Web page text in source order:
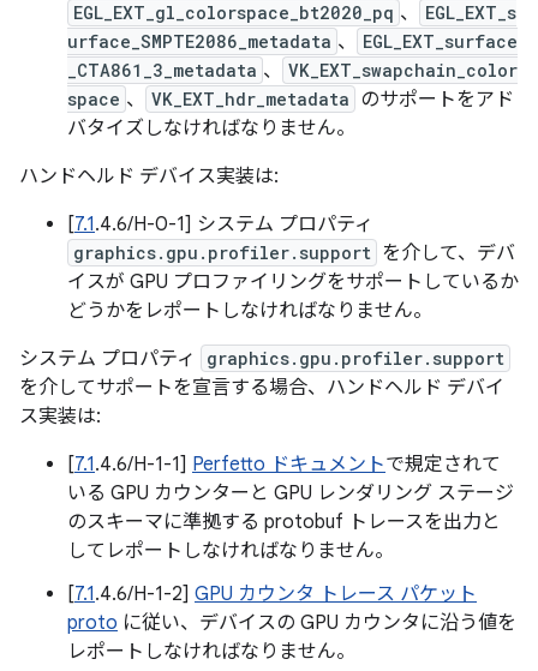
EGL_EXT_gl_colorspace_bt2020_pq 、
EGL_EXT_s
urface_SMPTE2086_metadata 、
EGL_EXT_surface
_CTA861_3_metadata 、
VK_EXT_swapchain_color
space 、 VK_EXT_hdr_metadata のサポートをアド
バタイズしなければなりません。
ハンドヘルド デバイス実装は:
[7.1.4.6/H-0-1] システム プロパティ
graphics.gpu.profiler.support を介して、デバ
イスが GPU プロファイリングをサポートしているか
どうかをレポートしなければなりません。
システム プロパティ
graphics.gpu.profiler.support
を介してサポートを宣言する場合、ハンドヘルド デバイ
ス実装は:
[7.1.4.6/H-1-1] Perfetto ドキュメントで規定されて
いる GPU カウンターと GPU レンダリング ステージ
のスキーマに準拠する protobuf トレースを出力と
してレポートしなければなりません。
[7.1.4.6/H-1-2] GPU カウンタ トレース パケット
proto に従い、デバイスの GPU カウンタに沿う値を
レポートしなければなりません。